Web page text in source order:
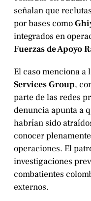
señalan que
por bases como
integrados en
Fuerzas de Apoyo
El caso menciona a
Services Group,
parte de las redes
denuncia apunta a
habrían sido
conocer
operaciones. El
investigaciones
combatientes
externos.